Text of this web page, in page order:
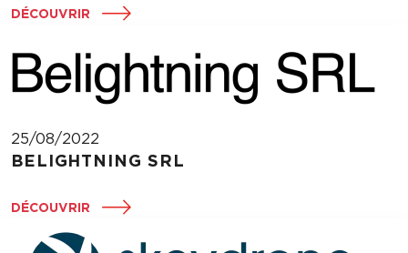
DÉCOUVRIR
25/08/2022
BELIGHTNING SRL
DÉCOUVRIR